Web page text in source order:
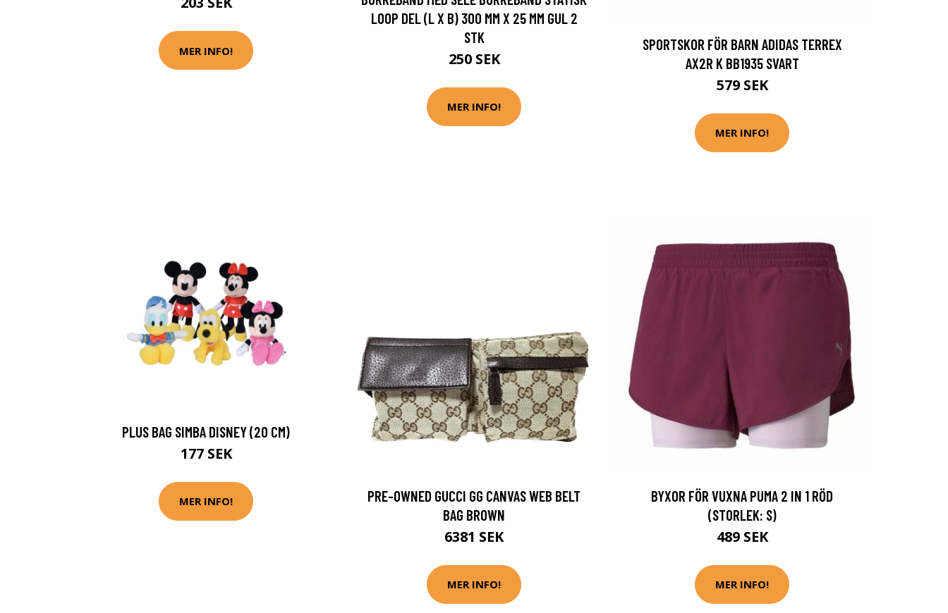
MER INFO!
LOOP DEL (L X B) 300 MM X 25 MM GUL 2
STK
250 SEK
MER INFO!
SPORTSKOR FÖR BARN ADIDAS TERREX
AX2R K BB1935 SVART
579 SEK
MER INFO!
PLUS BAG SIMBA DISNEY (20 CM)
177 SEK
MER INFO!
PRE-OWNED GUCCI GG CANVAS WEB BELT
BAG BROWN
6381 SEK
MER INFO!
BYXOR FÖR VUXNA PUMA 2 IN 1 RÖD
(STORLEK: S)
489 SEK
MER INFO!